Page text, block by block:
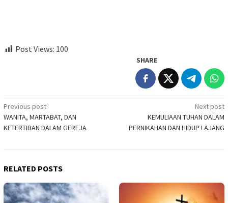
Post Views: 100
SHARE
Post
navigation
Previous post
WANITA, MARTABAT, DAN
KETERTIBAN DALAM GEREJA
Next post
KEMULIAAN TUHAN DALAM
PERNIKAHAN DAN HIDUP LAJANG
RELATED POSTS